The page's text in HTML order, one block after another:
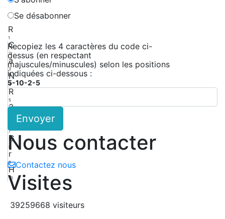
Se désabonner
R
1
C
2
a
3
N
4
R
5
3
7
G
8
r
9
H
10
Recopiez les 4 caractères du code ci-
dessus (en respectant
majuscules/minuscules) selon les positions
indiquées ci-dessous :
5-10-2-5
Envoyer
Nous contacter
Contactez nous
Visites
39259668 visiteurs